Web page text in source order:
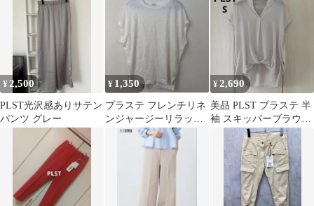
¥ 2,500
PLST光沢感ありサテン
パンツ グレー
¥ 1,350
プラステ フレンチリネ
ンジャージーリラック
スTシャツ ホワイト
M 麻100%
¥2,690
美品 PLST プラステ 半
袖 スキッパーブラウス
Sサイズ 仕事